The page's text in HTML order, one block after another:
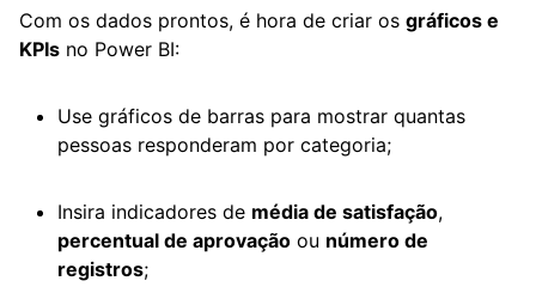
Com os dados prontos, é hora de criar os gráficos e
KPIs no Power BI:
Use gráficos de barras para mostrar quantas
pessoas responderam por categoria;
Insira indicadores de média de satisfação,
percentual de aprovação ou número de
registros;